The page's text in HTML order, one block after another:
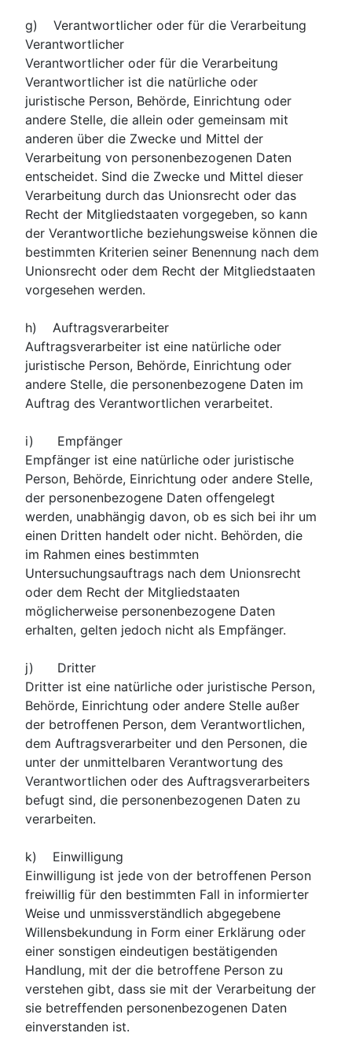
g) Verantwortlicher oder für die Verarbeitung
Verantwortlicher
Verantwortlicher oder für die Verarbeitung
Verantwortlicher ist die natürliche oder
juristische Person, Behörde, Einrichtung oder
andere Stelle, die allein oder gemeinsam mit
anderen über die Zwecke und Mittel der
Verarbeitung von personenbezogenen Daten
entscheidet. Sind die Zwecke und Mittel dieser
Verarbeitung durch das Unionsrecht oder das
Recht der Mitgliedstaaten vorgegeben, so kann
der Verantwortliche beziehungsweise können die
bestimmten Kriterien seiner Benennung nach dem
Unionsrecht oder dem Recht der Mitgliedstaaten
vorgesehen werden.
h) Auftragsverarbeiter
Auftragsverarbeiter ist eine natürliche oder
juristische Person, Behörde, Einrichtung oder
andere Stelle, die personenbezogene Daten im
Auftrag des Verantwortlichen verarbeitet.
i) Empfänger
Empfänger ist eine natürliche oder juristische
Person, Behörde, Einrichtung oder andere Stelle,
der personenbezogene Daten offengelegt
werden, unabhängig davon, ob es sich bei ihr um
einen Dritten handelt oder nicht. Behörden, die
im Rahmen eines bestimmten
Untersuchungsauftrags nach dem Unionsrecht
oder dem Recht der Mitgliedstaaten
möglicherweise personenbezogene Daten
erhalten, gelten jedoch nicht als Empfänger.
j) Dritter
Dritter ist eine natürliche oder juristische Person,
Behörde, Einrichtung oder andere Stelle außer
der betroffenen Person, dem Verantwortlichen,
dem Auftragsverarbeiter und den Personen, die
unter der unmittelbaren Verantwortung des
Verantwortlichen oder des Auftragsverarbeiters
befugt sind, die personenbezogenen Daten zu
verarbeiten.
k) Einwilligung
Einwilligung ist jede von der betroffenen Person
freiwillig für den bestimmten Fall in informierter
Weise und unmissverständlich abgegebene
Willensbekundung in Form einer Erklärung oder
einer sonstigen eindeutigen bestätigenden
Handlung, mit der die betroffene Person zu
verstehen gibt, dass sie mit der Verarbeitung der
sie betreffenden personenbezogenen Daten
einverstanden ist.